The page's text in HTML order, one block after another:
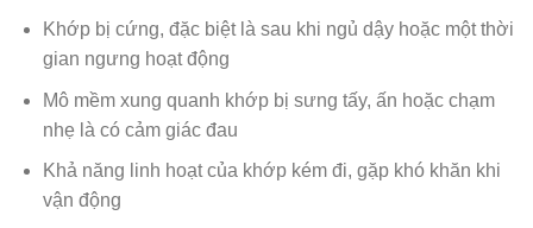
Khớp bị cứng, đặc biệt là sau khi ngủ dậy hoặc một thời
gian ngưng hoạt động
Mô mềm xung quanh khớp bị sưng tấy, ấn hoặc chạm
nhẹ là có cảm giác đau
Khả năng linh hoạt của khớp kém đi, gặp khó khăn khi
vận động